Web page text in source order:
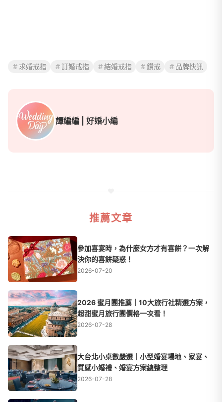
求婚戒指 訂婚戒指 結婚戒指 鑽戒 品牌快訊
譚編編 | 好婚小編
推薦文章
參加喜宴時，為什麼女方才有喜餅？一次解
決你的喜餅疑惑！
2026-07-20
2026 蜜月團推薦｜10大旅行社精選方案，
超甜蜜月旅行團價格一次看！
2026-07-28
大台北小桌數嚴選｜小型婚宴場地、家宴、
質感小婚禮、婚宴方案總整理
2026-07-28